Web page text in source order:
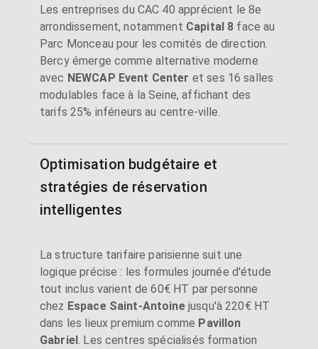
Les entreprises du CAC 40 apprécient le 8e
arrondissement, notamment Capital 8 face au
Parc Monceau pour les comités de direction.
Bercy émerge comme alternative moderne
avec NEWCAP Event Center et ses 16 salles
modulables face à la Seine, affichant des
tarifs 25% inférieurs au centre-ville.
Optimisation budgétaire et
stratégies de réservation
intelligentes
La structure tarifaire parisienne suit une
logique précise : les formules journée d'étude
tout inclus varient de 60€ HT par personne
chez Espace Saint-Antoinejusqu'à 220€ HT
dans les lieux premium comme Pavillon
Gabriel . Les centres spécialisés formation